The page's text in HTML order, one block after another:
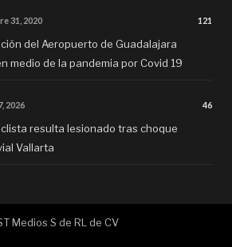
31, 2020 121
del Aeropuerto de Guadalajara
medio de la pandemia por Covid 19
2026 46
resulta lesionado tras choque
Vallarta
Medios S de RL de CV